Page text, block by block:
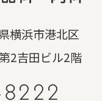
横浜市港北区
2吉田ビル2階